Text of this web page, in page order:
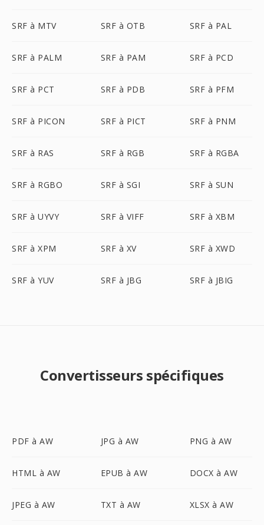
SRF à MTV SRF à OTB SRF à PAL
SRF à PALM SRF à PAM SRF à PCD
SRF à PCT SRF à PDB SRF à PFM
SRF à PICON SRF à PICT SRF à PNM
SRF à RAS SRF à RGB SRF à RGBA
SRF à RGBO SRF à SGI SRF à SUN
SRF à UYVY SRF à VIFF SRF à XBM
SRF à XPM SRF à XV SRF à XWD
SRF à YUV SRF à JBG SRF à JBIG
Convertisseurs spécifiques
PDF à AW JPG à AW PNG à AW
HTML à AW EPUB à AW DOCX à AW
JPEG à AW TXT à AW XLSX à AW